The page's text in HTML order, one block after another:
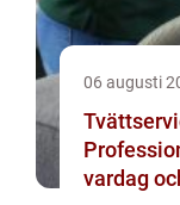
06 augusti
vardag